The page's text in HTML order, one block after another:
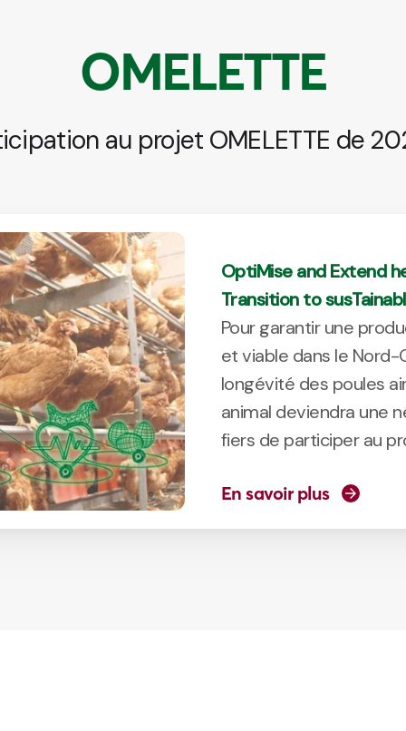
OMELETTE
au projet OMELETTE de
OptiMise and Extend
Transition to
Pour garantir une
et viable dans le
longévité des poules
animal deviendra une
fiers de participer au
En savoir plus